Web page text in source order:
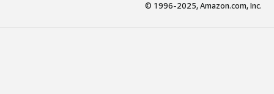
© 1996-2025, Amazon.com, Inc.